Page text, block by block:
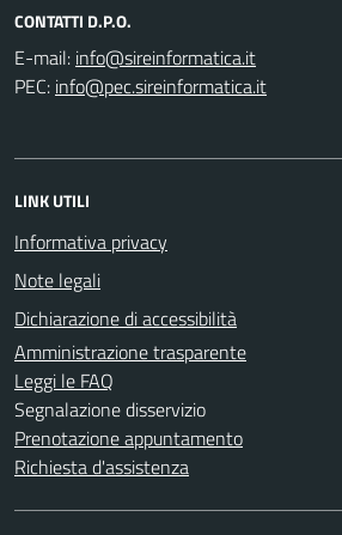
CONTATTI D.P.O.
E-mail:
PEC:
LINK UTILI
Informativa privacy
Note legali
Dichiarazione di accessibilità
Amministrazione trasparente
Leggi le FAQ
Segnalazione disservizio
Prenotazione appuntamento
Richiesta d'assistenza